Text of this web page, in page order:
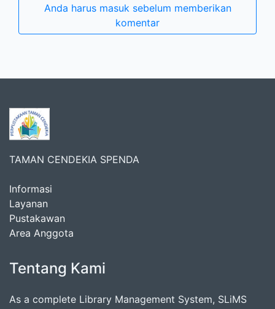
Anda harus masuk sebelum memberikan
komentar
TAMAN CENDEKIA SPENDA
Informasi
Layanan
Pustakawan
Area Anggota
Tentang Kami
As a complete Library Management System, SLiMS